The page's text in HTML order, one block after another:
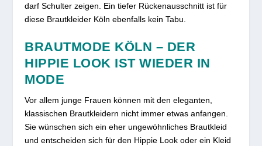
darf Schulter zeigen. Ein tiefer Rückenausschnitt ist für
diese Brautkleider Köln ebenfalls kein Tabu.
BRAUTMODE KÖLN – DER
HIPPIE LOOK IST WIEDER IN
MODE
Vor allem junge Frauen können mit den eleganten,
klassischen Brautkleidern nicht immer etwas anfangen.
Sie wünschen sich ein eher ungewöhnliches Brautkleid
und entscheiden sich für den Hippie Look oder ein Kleid